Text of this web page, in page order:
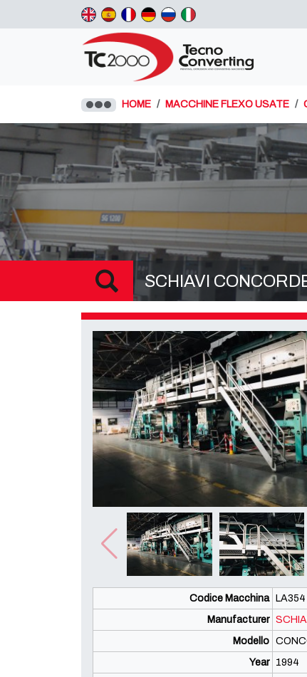
HOME MACCHINE FLEXO USATE
SCHIAVI
Codice Macchina
LA354
Manufacturer
Modello
Year
1994